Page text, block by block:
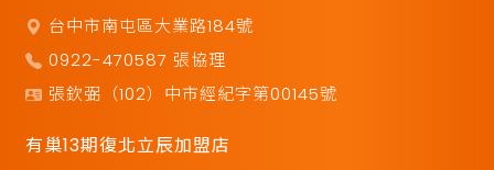
台中市南屯區大業路184號
0922-470587 張協理
張欽弼（102）中市經紀字第00145號
有巢13期復北立辰加盟店